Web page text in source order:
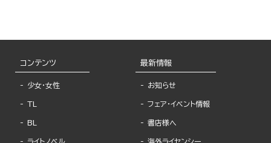
コンテンツ
少女・女性
TL
BL
ライトノベル
最新情報
お知らせ
フェア・イベント情報
書店様へ
海外ライセンシー